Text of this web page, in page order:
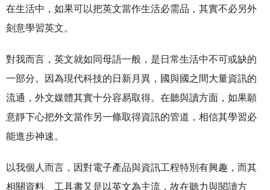
在生活中，如果可以把英文當作生活必需品，其實不必另外
刻意學習英文。
對我而言，英文就如同母語一般，是日常生活中不可或缺的
一部分。因為現代科技的日新月異，國與國之間大量資訊的
流通，外文媒體其實十分容易取得。在聽與讀方面，如果願
意靜下心把外文當作另一條取得資訊的管道，相信其學習必
能進步神速。
以我個人而言，因對電子產品與資訊工程特別有興趣，而其
相關資料、工具書又是以英文為主流，故在聽力與閱讀方